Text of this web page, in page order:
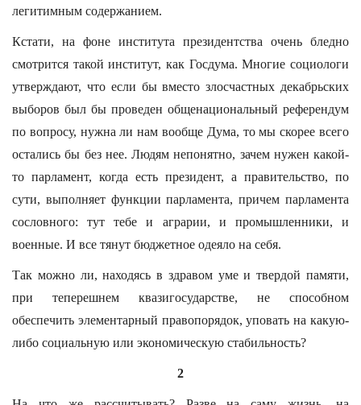
легитимным содержанием.
Кстати, на фоне института президентства очень бледно
смотрится такой институт, как Госдума. Многие социологи
утверждают, что если бы вместо злосчастных декабрьских
выборов был бы проведен общенациональный референдум
по вопросу, нужна ли нам вообще Дума, то мы скорее всего
остались бы без нее. Людям непонятно, зачем нужен какой-
то парламент, когда есть президент, а правительство, по
сути, выполняет функции парламента, причем парламента
сословного: тут тебе и аграрии, и промышленники, и
военные. И все тянут бюджетное одеяло на себя.
Так можно ли, находясь в здравом уме и твердой памяти,
при теперешнем квазигосударстве, не способном
обеспечить элементарный правопорядок, уповать на какую-
либо социальную или экономическую стабильность?
2